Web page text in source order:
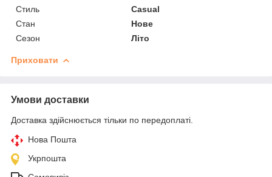
Стиль
Casual
Стан
Нове
Сезон
Літо
Приховати
Умови доставки
Доставка здійснюється тільки по передоплаті.
Нова Пошта
Укрпошта